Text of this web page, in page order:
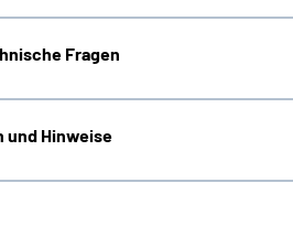
Fragen
und Hinweise